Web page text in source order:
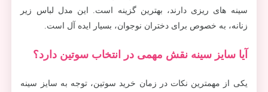
سینه های ریزی دارند، بهترین گزینه است. این مدل لباس زیر
زنانه، به خصوص برای دختران نوجوان، بسیار ایده آل است.
آیا سایز سینه نقش مهمی در انتخاب سوتین دارد؟
یکی از مهمترین نکات در زمان خرید سوتین، توجه به سایز سینه